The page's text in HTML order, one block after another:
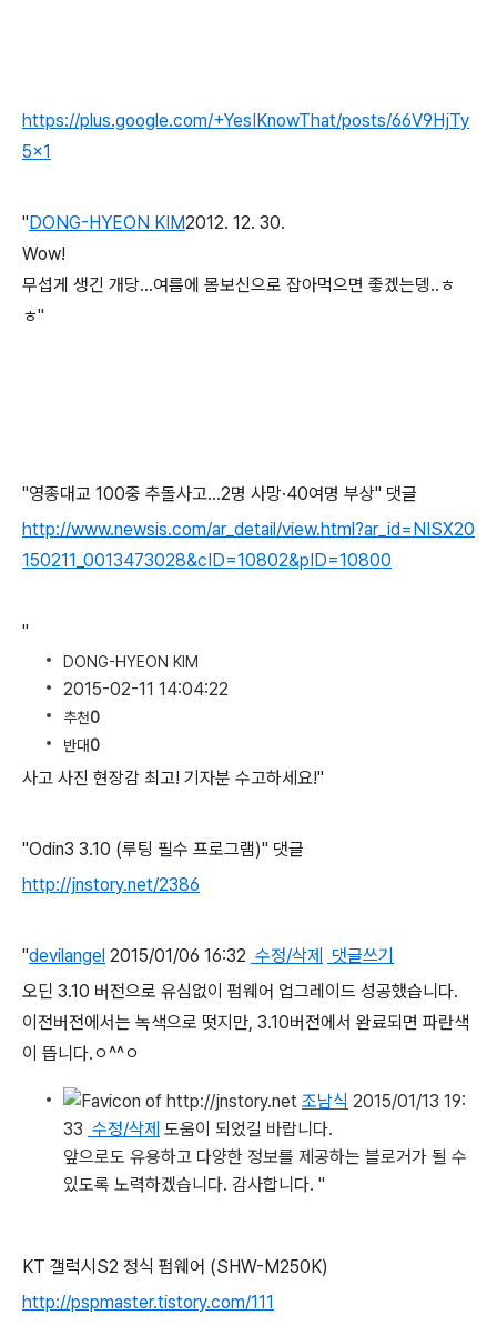
https://plus.google.com/+YesIKnowThat/posts/66V9HjTy
5x1
"DONG-HYEON KIM2012. 12. 30.
Wow!
무섭게 생긴 개당...여름에 몸보신으로 잡아먹으면 좋겠는뎅..ㅎ
ㅎ"
"영종대교 100중 추돌사고…2명 사망·40여명 부상" 댓글
http://www.newsis.com/ar_detail/view.html?ar_id=NISX20
150211_0013473028&cID=10802&pID=10800
"
DONG-HYEON KIM
2015-02-11 14:04:22
추천0
반대0
사고 사진 현장감 최고! 기자분 수고하세요!"
"Odin3 3.10 (루팅 필수 프로그램)" 댓글
http://jnstory.net/2386
"devilangel 2015/01/06 16:32 수정/삭제 댓글쓰기
오딘 3.10 버전으로 유심없이 펌웨어 업그레이드 성공했습니다.
이전버전에서는 녹색으로 떳지만, 3.10버전에서 완료되면 파란색
이 뜹니다.ㅇ^^ㅇ
조남식 2015/01/13 19:
33 수정/삭제 도움이 되었길 바랍니다.
앞으로도 유용하고 다양한 정보를 제공하는 블로거가 될 수
있도록 노력하겠습니다. 감사합니다. "
KT 갤럭시S2 정식 펌웨어 (SHW-M250K)
http://pspmaster.tistory.com/111